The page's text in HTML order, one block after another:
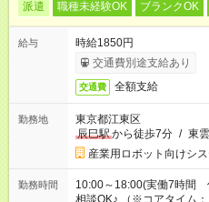
派遣 職種未経験OK ブランクOK
給与
時給1850円
交通費別途支給あり
交通費 全額支給
勤務地
東京都江東区
辰巳駅から徒歩7分 / 東
産業用ロボット向けシ
勤務時間
10:00～18:00(実働7時間
相談OK♪ （※コアタイム：